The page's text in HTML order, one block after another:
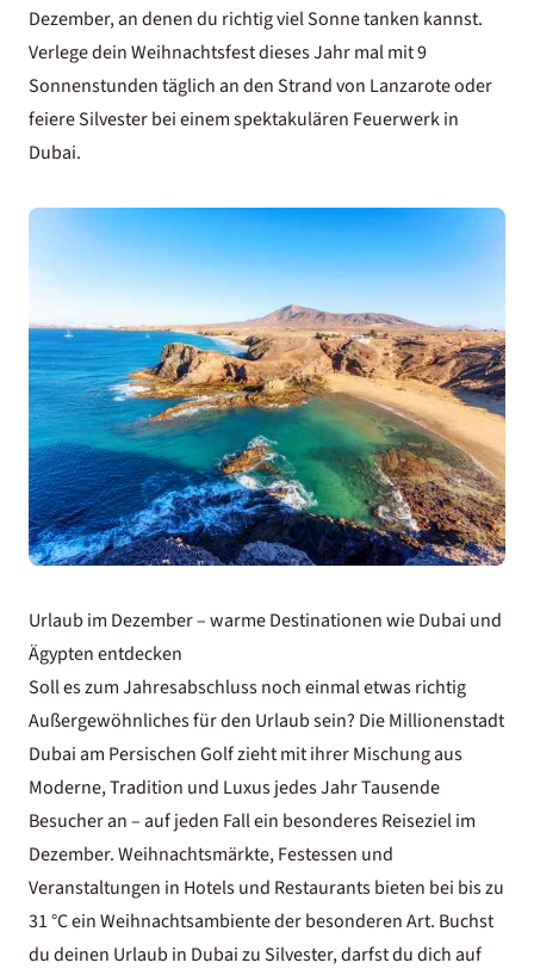
Dezember, an denen du richtig viel Sonne tanken kannst.
Verlege dein Weihnachtsfest dieses Jahr mal mit 9
Sonnenstunden täglich an den Strand von Lanzarote oder
feiere Silvester bei einem spektakulären Feuerwerk in
Dubai.
Urlaub im Dezember – warme Destinationen wie Dubai und
Ägypten entdecken
Soll es zum Jahresabschluss noch einmal etwas richtig
Außergewöhnliches für den Urlaub sein? Die Millionenstadt
Dubai am Persischen Golf zieht mit ihrer Mischung aus
Moderne, Tradition und Luxus jedes Jahr Tausende
Besucher an – auf jeden Fall ein besonderes Reiseziel im
Dezember. Weihnachtsmärkte, Festessen und
Veranstaltungen in Hotels und Restaurants bieten bei bis zu
31 °C ein Weihnachtsambiente der besonderen Art. Buchst
du deinen Urlaub in Dubaizu Silvester, darfst du dich auf